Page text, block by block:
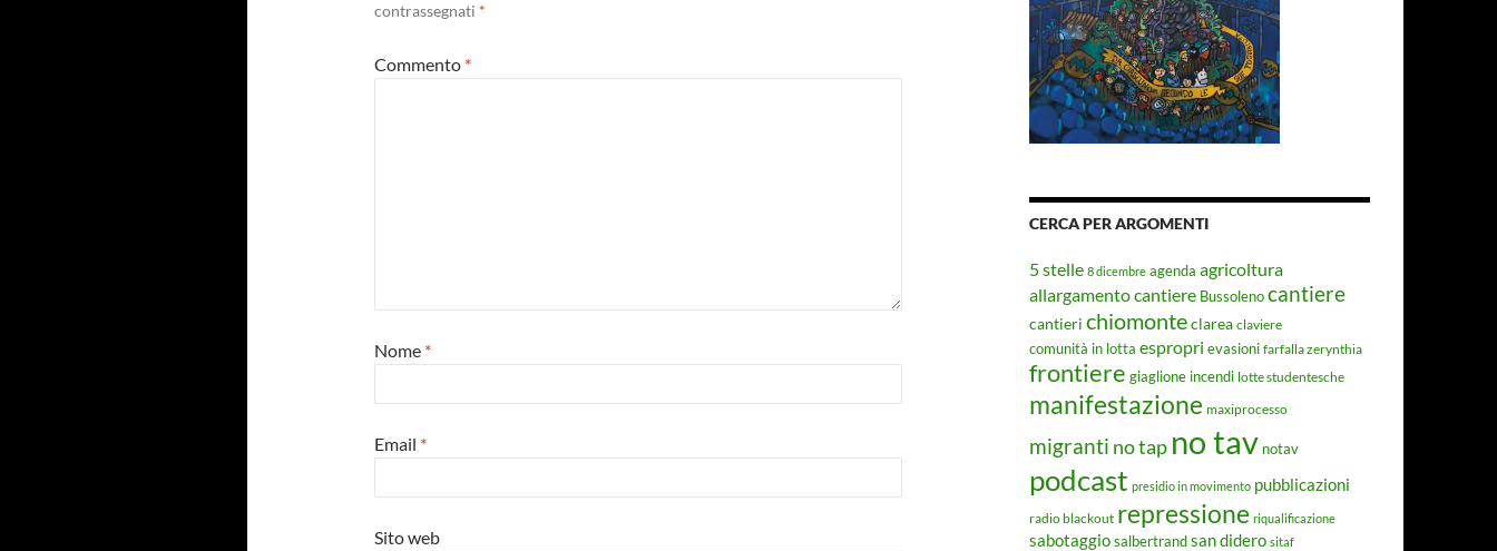
contrassegnati *
Commento *
Nome *
Email *
Sito web
CERCA PER ARGOMENTI
5 stelle 8 dicembre agenda agricoltura
allargamento cantiere Bussolenocantiere
cantieri chiomonteclarea claviere
comunità in lotta espropri evasioni farfalla zerynthia
frontiere giaglione incendi lotte studentesche
manifestazione maxiprocesso
migranti no tap no tav notav
podcast presidio in movimento pubblicazioni
radio blackout repressione riqualificazione
sabotaggiosalbertrandsan didero sitaf